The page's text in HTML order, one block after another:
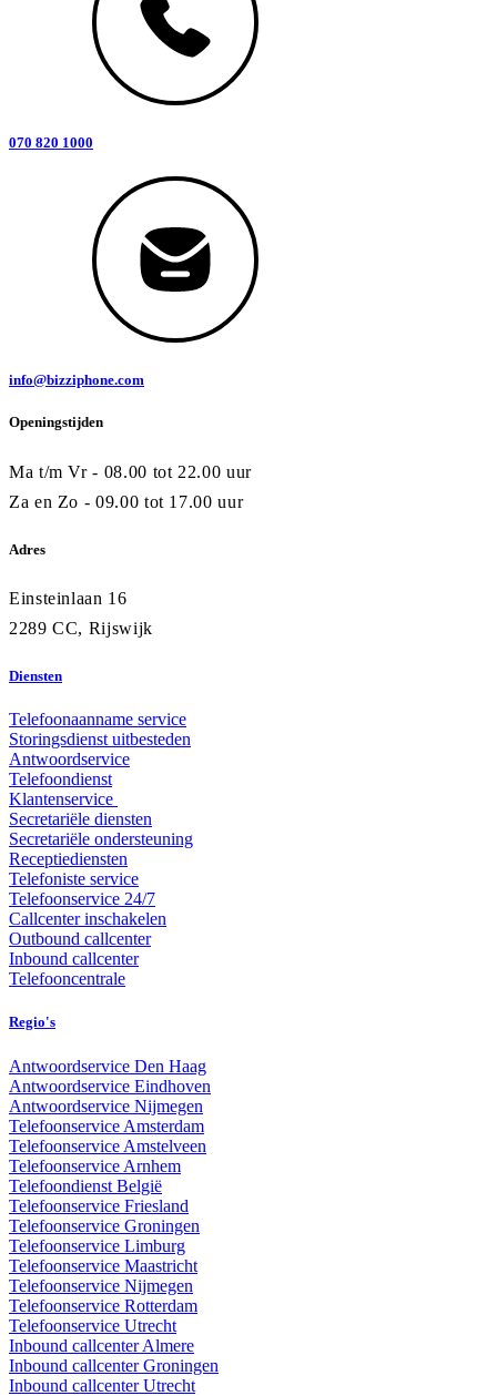
070 820 1000
info@bizziphone.com
Openingstijden
Ma t/m Vr - 08.00 tot 22.00 uur
Za en Zo - 09.00 tot 17.00 uur
Adres
Einsteinlaan 16
2289 CC, Rijswijk
Diensten
Telefoonaanname service
Storingsdienst uitbesteden
Antwoordservice
Telefoondienst
Klantenservice
Secretariële diensten
Secretariële ondersteuning
Receptiediensten
Telefoniste service
Telefoonservice 24/7
Callcenter inschakelen
Outbound callcenter
Inbound callcenter
Telefooncentrale
Regio's
Antwoordservice Den Haag
Antwoordservice Eindhoven
Antwoordservice Nijmegen
Telefoonservice Amsterdam
Telefoonservice Amstelveen
Telefoonservice Arnhem
Telefoondienst België
Telefoonservice Friesland
Telefoonservice Groningen
Telefoonservice Limburg
Telefoonservice Maastricht
Telefoonservice Nijmegen
Telefoonservice Rotterdam
Telefoonservice Utrecht
Inbound callcenter Almere
Inbound callcenter Groningen
Inbound callcenter Utrecht